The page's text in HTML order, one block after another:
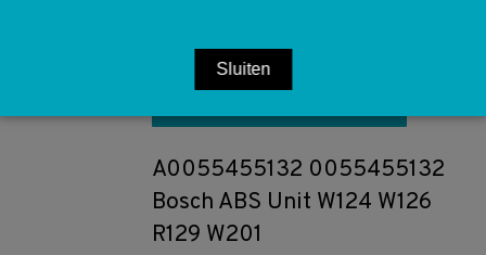
A0055455132 0055455132
Bosch ABS Unit W124 W126
R129 W201
Sluiten